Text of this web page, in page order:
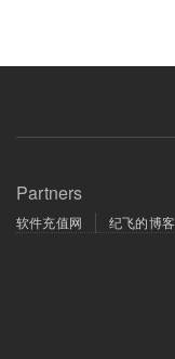
Partners
软件充值网 纪飞的博客